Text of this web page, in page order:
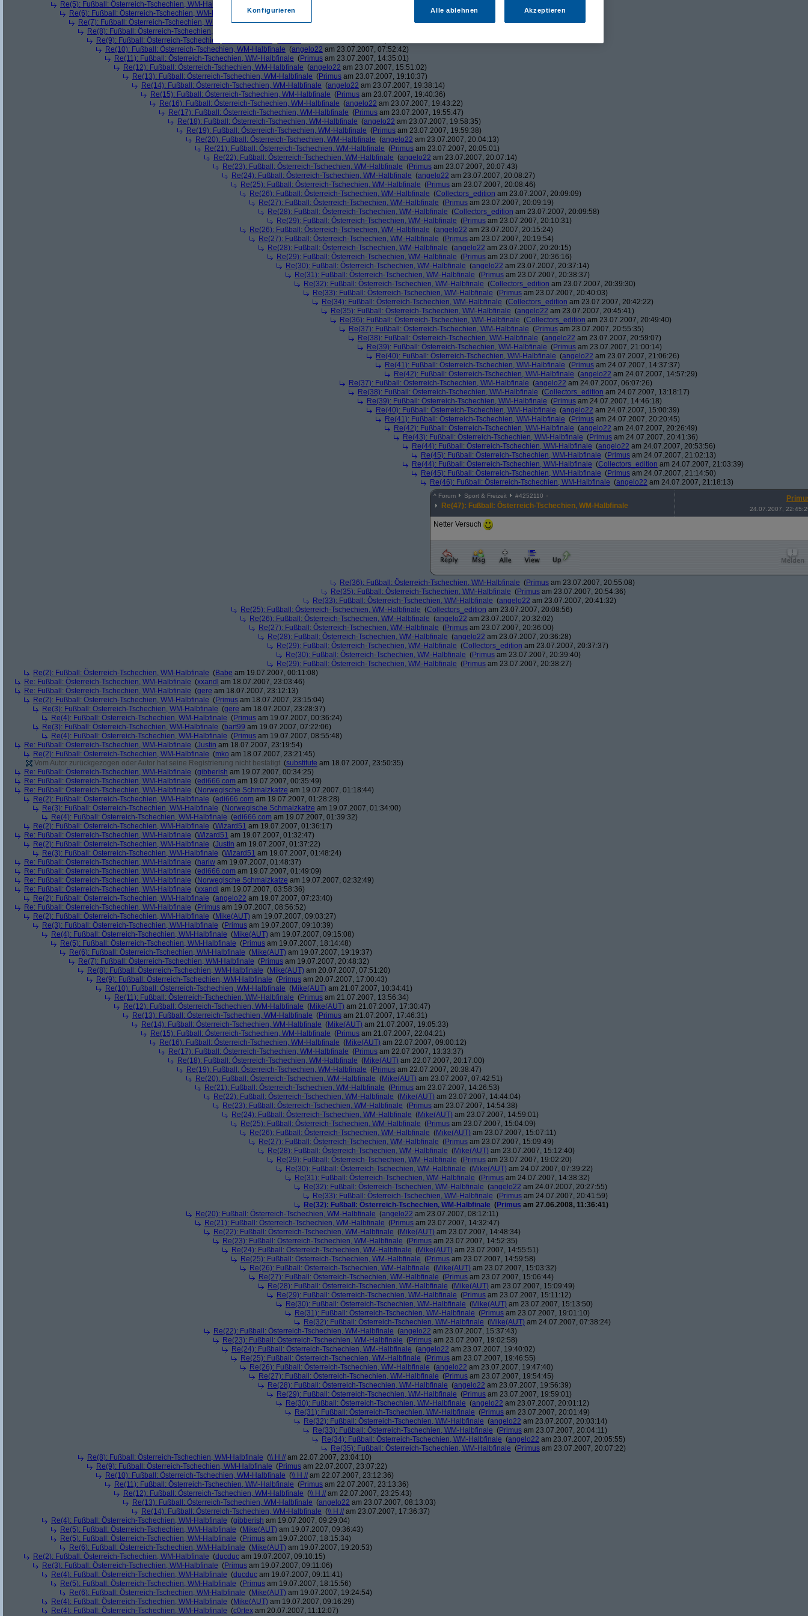
Re(5): Fußball: Österreich-Tschechien, WM-Halbfinale
Re(6): Fußball: Österreich-Tschechien, WM-Halbfinale
(\\ H //am 22.07.2007, 17:42:23)
Re(7): Fußball: Österreich-Tschechien, WM-Halbfinale(Primusam 22.07.2007, 20:34:56)
Re(8): Fußball: Österreich-Tschechien, WM-Halbfinale
Re(9): Fußball: Österreich-Tschechien, WM-Halbfinale
Re(10): Fußball: Österreich-Tschechien, WM-Halbfinale (angelo22 am 23.07.2007, 07:52:42)
Re(11): Fußball: Österreich-Tschechien, WM-Halbfinale (Primus am 23.07.2007, 14:35:01)
Re(12): Fußball: Österreich-Tschechien, WM-Halbfinale (angelo22 am 23.07.2007, 15:51:02)
Re(13): Fußball: Österreich-Tschechien, WM-Halbfinale (Primus am 23.07.2007, 19:10:37)
Re(14): Fußball: Österreich-Tschechien, WM-Halbfinale (angelo22 am 23.07.2007, 19:38:14)
Re(15): Fußball: Österreich-Tschechien, WM-Halbfinale (Primus am 23.07.2007, 19:40:36)
Re(16): Fußball: Österreich-Tschechien, WM-Halbfinale (angelo22 am 23.07.2007, 19:43:22)
Re(17): Fußball: Österreich-Tschechien, WM-Halbfinale (Primus am 23.07.2007, 19:55:47)
Re(18): Fußball: Österreich-Tschechien, WM-Halbfinale (angelo22 am 23.07.2007, 19:58:35)
Re(19): Fußball: Österreich-Tschechien, WM-Halbfinale (Primus am 23.07.2007, 19:59:38)
Re(20): Fußball: Österreich-Tschechien, WM-Halbfinale (angelo22 am 23.07.2007, 20:04:13)
Re(21): Fußball: Österreich-Tschechien, WM-Halbfinale (Primus am 23.07.2007, 20:05:01)
Re(22): Fußball: Österreich-Tschechien, WM-Halbfinale (angelo22 am 23.07.2007, 20:07:14)
Re(23): Fußball: Österreich-Tschechien, WM-Halbfinale (Primus am 23.07.2007, 20:07:43)
Re(24): Fußball: Österreich-Tschechien, WM-Halbfinale (angelo22 am 23.07.2007, 20:08:27)
Re(25): Fußball: Österreich-Tschechien, WM-Halbfinale (Primus am 23.07.2007, 20:08:46)
Re(26): Fußball: Österreich-Tschechien, WM-Halbfinale (Collectors_edition am 23.07.2007, 20:09:09)
Re(27): Fußball: Österreich-Tschechien, WM-Halbfinale (Primus am 23.07.2007, 20:09:19)
Re(28): Fußball: Österreich-Tschechien, WM-Halbfinale (Collectors_edition am 23.07.2007, 20:09:58)
Re(29): Fußball: Österreich-Tschechien, WM-Halbfinale (Primus am 23.07.2007, 20:10:31)
Re(26): Fußball: Österreich-Tschechien, WM-Halbfinale (angelo22 am 23.07.2007, 20:15:24)
Re(27): Fußball: Österreich-Tschechien, WM-Halbfinale (Primus am 23.07.2007, 20:19:54)
Re(28): Fußball: Österreich-Tschechien, WM-Halbfinale (angelo22 am 23.07.2007, 20:20:15)
Re(29): Fußball: Österreich-Tschechien, WM-Halbfinale (Primus am 23.07.2007, 20:36:16)
Re(30): Fußball: Österreich-Tschechien, WM-Halbfinale (angelo22 am 23.07.2007, 20:37:14)
Re(31): Fußball: Österreich-Tschechien, WM-Halbfinale (Primus am 23.07.2007, 20:38:37)
Re(32): Fußball: Österreich-Tschechien, WM-Halbfinale (Collectors_edition am 23.07.2007, 20:39:30)
Re(33): Fußball: Österreich-Tschechien, WM-Halbfinale (Primus am 23.07.2007, 20:40:03)
Re(34): Fußball: Österreich-Tschechien, WM-Halbfinale (Collectors_edition am 23.07.2007, 20:42:22)
Re(35): Fußball: Österreich-Tschechien, WM-Halbfinale (angelo22 am 23.07.2007, 20:45:41)
Re(36): Fußball: Österreich-Tschechien, WM-Halbfinale (Collectors_edition am 23.07.2007, 20:49:40)
Re(37): Fußball: Österreich-Tschechien, WM-Halbfinale (Primus am 23.07.2007, 20:55:35)
Re(38): Fußball: Österreich-Tschechien, WM-Halbfinale (angelo22 am 23.07.2007, 20:59:07)
Re(39): Fußball: Österreich-Tschechien, WM-Halbfinale (Primus am 23.07.2007, 21:00:14)
Re(40): Fußball: Österreich-Tschechien, WM-Halbfinale (angelo22 am 23.07.2007, 21:06:26)
Re(41): Fußball: Österreich-Tschechien, WM-Halbfinale (Primus am 24.07.2007, 14:37:37)
Re(42): Fußball: Österreich-Tschechien, WM-Halbfinale (angelo22 am 24.07.2007, 14:57:29)
Re(37): Fußball: Österreich-Tschechien, WM-Halbfinale (angelo22 am 24.07.2007, 06:07:26)
Re(38): Fußball: Österreich-Tschechien, WM-Halbfinale (Collectors_edition am 24.07.2007, 13:18:17)
Re(39): Fußball: Österreich-Tschechien, WM-Halbfinale (Primus am 24.07.2007, 14:46:18)
Re(40): Fußball: Österreich-Tschechien, WM-Halbfinale (angelo22 am 24.07.2007, 15:00:39)
Re(41): Fußball: Österreich-Tschechien, WM-Halbfinale (Primus am 24.07.2007, 20:20:45)
Re(42): Fußball: Österreich-Tschechien, WM-Halbfinale (angelo22 am 24.07.2007, 20:26:49)
Re(43): Fußball: Österreich-Tschechien, WM-Halbfinale (Primus am 24.07.2007, 20:41:36)
Re(44): Fußball: Österreich-Tschechien, WM-Halbfinale (angelo22 am 24.07.2007, 20:53:56)
Re(45): Fußball: Österreich-Tschechien, WM-Halbfinale (Primus am 24.07.2007, 21:02:13)
Re(44): Fußball: Österreich-Tschechien, WM-Halbfinale (Collectors_edition am 24.07.2007, 21:03:39)
Re(45): Fußball: Österreich-Tschechien, WM-Halbfinale (Primus am 24.07.2007, 21:14:50)
Re(46): Fußball: Österreich-Tschechien, WM-Halbfinale (angelo22 am 24.07.2007, 21:18:13)
^ Forum Sport & Freizeit #4252110
Re(47): Fußball: Österreich-Tschechien, WM-Halbfinale 24.07.2007,
Netter Versuch
Re(36): Fußball: Österreich-Tschechien, WM-Halbfinale (Primus am 23.07.2007, 20:55:08)
Re(35): Fußball: Österreich-Tschechien, WM-Halbfinale (Primus am 23.07.2007, 20:54:36)
Re(33): Fußball: Österreich-Tschechien, WM-Halbfinale (angelo22 am 23.07.2007, 20:41:32)
Re(25): Fußball: Österreich-Tschechien, WM-Halbfinale (Collectors_edition am 23.07.2007, 20:08:56)
Re(26): Fußball: Österreich-Tschechien, WM-Halbfinale (angelo22 am 23.07.2007, 20:32:02)
Re(27): Fußball: Österreich-Tschechien, WM-Halbfinale (Primus am 23.07.2007, 20:36:00)
Re(28): Fußball: Österreich-Tschechien, WM-Halbfinale (angelo22 am 23.07.2007, 20:36:28)
Re(29): Fußball: Österreich-Tschechien, WM-Halbfinale (Collectors_edition am 23.07.2007, 20:37:37)
Re(30): Fußball: Österreich-Tschechien, WM-Halbfinale (Primus am 23.07.2007, 20:39:40)
Re(29): Fußball: Österreich-Tschechien, WM-Halbfinale (Primus am 23.07.2007, 20:38:27)
Re(2): Fußball: Österreich-Tschechien, WM-Halbfinale (Babe am 19.07.2007, 00:11:08)
Re: Fußball: Österreich-Tschechien, WM-Halbfinale (xxandl am 18.07.2007, 23:03:46)
Re: Fußball: Österreich-Tschechien, WM-Halbfinale (gere am 18.07.2007, 23:12:13)
Re(2): Fußball: Österreich-Tschechien, WM-Halbfinale (Primus am 18.07.2007, 23:15:04)
Re(3): Fußball: Österreich-Tschechien, WM-Halbfinale (gere am 18.07.2007, 23:28:37)
Re(4): Fußball: Österreich-Tschechien, WM-Halbfinale (Primus am 19.07.2007, 00:36:24)
Re(3): Fußball: Österreich-Tschechien, WM-Halbfinale (bart99 am 19.07.2007, 07:22:06)
Re(4): Fußball: Österreich-Tschechien, WM-Halbfinale (Primus am 19.07.2007, 08:55:48)
Re: Fußball: Österreich-Tschechien, WM-Halbfinale (Justin am 18.07.2007, 23:19:54)
Re(2): Fußball: Österreich-Tschechien, WM-Halbfinale (mko am 18.07.2007, 23:21:45)
Vom Autor zurückgezogen oder Autor hat seine Registrierung nicht bestätigt (substitute am 18.07.2007, 23:50:35)
Re: Fußball: Österreich-Tschechien, WM-Halbfinale (gibberish am 19.07.2007, 00:34:25)
Re: Fußball: Österreich-Tschechien, WM-Halbfinale (edi666.com am 19.07.2007, 00:35:49)
Re: Fußball: Österreich-Tschechien, WM-Halbfinale (Norwegische Schmalzkatze am 19.07.2007, 01:18:44)
Re(2): Fußball: Österreich-Tschechien, WM-Halbfinale (edi666.com am 19.07.2007, 01:28:28)
Re(3): Fußball: Österreich-Tschechien, WM-Halbfinale (Norwegische Schmalzkatze am 19.07.2007, 01:34:00)
Re(4): Fußball: Österreich-Tschechien, WM-Halbfinale (edi666.com am 19.07.2007, 01:39:32)
Re(2): Fußball: Österreich-Tschechien, WM-Halbfinale (Wizard51 am 19.07.2007, 01:36:17)
Re: Fußball: Österreich-Tschechien, WM-Halbfinale (Wizard51 am 19.07.2007, 01:32:47)
Re(2): Fußball: Österreich-Tschechien, WM-Halbfinale (Justin am 19.07.2007, 01:37:22)
Re(3): Fußball: Österreich-Tschechien, WM-Halbfinale (Wizard51 am 19.07.2007, 01:48:24)
Re: Fußball: Österreich-Tschechien, WM-Halbfinale (hariw am 19.07.2007, 01:48:37)
Re: Fußball: Österreich-Tschechien, WM-Halbfinale (edi666.com am 19.07.2007, 01:49:09)
Re: Fußball: Österreich-Tschechien, WM-Halbfinale (Norwegische Schmalzkatze am 19.07.2007, 02:32:49)
Re: Fußball: Österreich-Tschechien, WM-Halbfinale (xxandl am 19.07.2007, 03:58:36)
Re(2): Fußball: Österreich-Tschechien, WM-Halbfinale (angelo22 am 19.07.2007, 07:23:40)
Re: Fußball: Österreich-Tschechien, WM-Halbfinale (Primus am 19.07.2007, 08:56:52)
Re(2): Fußball: Österreich-Tschechien, WM-Halbfinale (Mike(AUT) am 19.07.2007, 09:03:27)
Re(3): Fußball: Österreich-Tschechien, WM-Halbfinale (Primus am 19.07.2007, 09:10:39)
Re(4): Fußball: Österreich-Tschechien, WM-Halbfinale (Mike(AUT) am 19.07.2007, 09:15:08)
Re(5): Fußball: Österreich-Tschechien, WM-Halbfinale (Primus am 19.07.2007, 18:14:48)
Re(6): Fußball: Österreich-Tschechien, WM-Halbfinale (Mike(AUT) am 19.07.2007, 19:19:37)
Re(7): Fußball: Österreich-Tschechien, WM-Halbfinale (Primus am 19.07.2007, 20:48:32)
Re(8): Fußball: Österreich-Tschechien, WM-Halbfinale (Mike(AUT) am 20.07.2007, 07:51:20)
Re(9): Fußball: Österreich-Tschechien, WM-Halbfinale (Primus am 20.07.2007, 17:00:43)
Re(10): Fußball: Österreich-Tschechien, WM-Halbfinale (Mike(AUT) am 21.07.2007, 10:34:41)
Re(11): Fußball: Österreich-Tschechien, WM-Halbfinale (Primus am 21.07.2007, 13:56:34)
Re(12): Fußball: Österreich-Tschechien, WM-Halbfinale (Mike(AUT) am 21.07.2007, 17:30:47)
Re(13): Fußball: Österreich-Tschechien, WM-Halbfinale (Primus am 21.07.2007, 17:46:31)
Re(14): Fußball: Österreich-Tschechien, WM-Halbfinale (Mike(AUT) am 21.07.2007, 19:05:33)
Re(15): Fußball: Österreich-Tschechien, WM-Halbfinale (Primus am 21.07.2007, 22:04:21)
Re(16): Fußball: Österreich-Tschechien, WM-Halbfinale (Mike(AUT) am 22.07.2007, 09:00:12)
Re(17): Fußball: Österreich-Tschechien, WM-Halbfinale (Primus am 22.07.2007, 13:33:37)
Re(18): Fußball: Österreich-Tschechien, WM-Halbfinale (Mike(AUT) am 22.07.2007, 20:17:00)
Re(19): Fußball: Österreich-Tschechien, WM-Halbfinale (Primus am 22.07.2007, 20:38:47)
Re(20): Fußball: Österreich-Tschechien, WM-Halbfinale (Mike(AUT) am 23.07.2007, 07:42:51)
Re(21): Fußball: Österreich-Tschechien, WM-Halbfinale (Primus am 23.07.2007, 14:26:53)
Re(22): Fußball: Österreich-Tschechien, WM-Halbfinale (Mike(AUT) am 23.07.2007, 14:44:04)
Re(23): Fußball: Österreich-Tschechien, WM-Halbfinale (Primus am 23.07.2007, 14:54:38)
Re(24): Fußball: Österreich-Tschechien, WM-Halbfinale (Mike(AUT) am 23.07.2007, 14:59:01)
Re(25): Fußball: Österreich-Tschechien, WM-Halbfinale (Primus am 23.07.2007, 15:04:09)
Re(26): Fußball: Österreich-Tschechien, WM-Halbfinale (Mike(AUT) am 23.07.2007, 15:07:11)
Re(27): Fußball: Österreich-Tschechien, WM-Halbfinale (Primus am 23.07.2007, 15:09:49)
Re(28): Fußball: Österreich-Tschechien, WM-Halbfinale (Mike(AUT) am 23.07.2007, 15:12:40)
Re(29): Fußball: Österreich-Tschechien, WM-Halbfinale (Primus am 23.07.2007, 19:02:20)
Re(30): Fußball: Österreich-Tschechien, WM-Halbfinale (Mike(AUT) am 24.07.2007, 07:39:22)
Re(31): Fußball: Österreich-Tschechien, WM-Halbfinale (Primus am 24.07.2007, 14:38:32)
Re(32): Fußball: Österreich-Tschechien, WM-Halbfinale (angelo22 am 24.07.2007, 20:27:55)
Re(33): Fußball: Österreich-Tschechien, WM-Halbfinale (Primus am 24.07.2007, 20:41:59)
Re(32): Fußball: Österreich-Tschechien, WM-Halbfinale (Primus am 27.06.2008, 11:36:41)
Re(20): Fußball: Österreich-Tschechien, WM-Halbfinale (angelo22 am 23.07.2007, 08:12:11)
Re(21): Fußball: Österreich-Tschechien, WM-Halbfinale (Primus am 23.07.2007, 14:32:47)
Re(22): Fußball: Österreich-Tschechien, WM-Halbfinale (Mike(AUT) am 23.07.2007, 14:48:34)
Re(23): Fußball: Österreich-Tschechien, WM-Halbfinale (Primus am 23.07.2007, 14:52:35)
Re(24): Fußball: Österreich-Tschechien, WM-Halbfinale (Mike(AUT) am 23.07.2007, 14:55:51)
Re(25): Fußball: Österreich-Tschechien, WM-Halbfinale (Primus am 23.07.2007, 14:59:58)
Re(26): Fußball: Österreich-Tschechien, WM-Halbfinale (Mike(AUT) am 23.07.2007, 15:03:32)
Re(27): Fußball: Österreich-Tschechien, WM-Halbfinale (Primus am 23.07.2007, 15:06:44)
Re(28): Fußball: Österreich-Tschechien, WM-Halbfinale (Mike(AUT) am 23.07.2007, 15:09:49)
Re(29): Fußball: Österreich-Tschechien, WM-Halbfinale (Primus am 23.07.2007, 15:11:12)
Re(30): Fußball: Österreich-Tschechien, WM-Halbfinale (Mike(AUT) am 23.07.2007, 15:13:50)
Re(31): Fußball: Österreich-Tschechien, WM-Halbfinale (Primus am 23.07.2007, 19:01:10)
Re(32): Fußball: Österreich-Tschechien, WM-Halbfinale (Mike(AUT) am 24.07.2007, 07:38:24)
Re(22): Fußball: Österreich-Tschechien, WM-Halbfinale (angelo22 am 23.07.2007, 15:37:43)
Re(23): Fußball: Österreich-Tschechien, WM-Halbfinale (Primus am 23.07.2007, 19:02:58)
Re(24): Fußball: Österreich-Tschechien, WM-Halbfinale (angelo22 am 23.07.2007, 19:40:02)
Re(25): Fußball: Österreich-Tschechien, WM-Halbfinale (Primus am 23.07.2007, 19:46:55)
Re(26): Fußball: Österreich-Tschechien, WM-Halbfinale (angelo22 am 23.07.2007, 19:47:40)
Re(27): Fußball: Österreich-Tschechien, WM-Halbfinale (Primus am 23.07.2007, 19:54:45)
Re(28): Fußball: Österreich-Tschechien, WM-Halbfinale (angelo22 am 23.07.2007, 19:56:39)
Re(29): Fußball: Österreich-Tschechien, WM-Halbfinale (Primus am 23.07.2007, 19:59:01)
Re(30): Fußball: Österreich-Tschechien, WM-Halbfinale (angelo22 am 23.07.2007, 20:01:12)
Re(31): Fußball: Österreich-Tschechien, WM-Halbfinale (Primus am 23.07.2007, 20:01:49)
Re(32): Fußball: Österreich-Tschechien, WM-Halbfinale (angelo22 am 23.07.2007, 20:03:14)
Re(33): Fußball: Österreich-Tschechien, WM-Halbfinale (Primus am 23.07.2007, 20:04:11)
Re(34): Fußball: Österreich-Tschechien, WM-Halbfinale (angelo22 am 23.07.2007, 20:05:55)
Re(35): Fußball: Österreich-Tschechien, WM-Halbfinale (Primus am 23.07.2007, 20:07:22)
Re(8): Fußball: Österreich-Tschechien, WM-Halbfinale (\\ H // am 22.07.2007, 23:04:10)
Re(9): Fußball: Österreich-Tschechien, WM-Halbfinale (Primus am 22.07.2007, 23:07:22)
Re(10): Fußball: Österreich-Tschechien, WM-Halbfinale (\\ H // am 22.07.2007, 23:12:36)
Re(11): Fußball: Österreich-Tschechien, WM-Halbfinale (Primus am 22.07.2007, 23:13:36)
Re(12): Fußball: Österreich-Tschechien, WM-Halbfinale (\\ H // am 22.07.2007, 23:25:43)
Re(13): Fußball: Österreich-Tschechien, WM-Halbfinale (angelo22 am 23.07.2007, 08:13:03)
Re(14): Fußball: Österreich-Tschechien, WM-Halbfinale (\\ H // am 23.07.2007, 17:36:37)
Re(4): Fußball: Österreich-Tschechien, WM-Halbfinale (gibberish am 19.07.2007, 09:29:04)
Re(5): Fußball: Österreich-Tschechien, WM-Halbfinale (Mike(AUT) am 19.07.2007, 09:36:43)
Re(5): Fußball: Österreich-Tschechien, WM-Halbfinale (Primus am 19.07.2007, 18:15:34)
Re(6): Fußball: Österreich-Tschechien, WM-Halbfinale (Mike(AUT) am 19.07.2007, 19:20:53)
Re(2): Fußball: Österreich-Tschechien, WM-Halbfinale (ducduc am 19.07.2007, 09:10:15)
Re(3): Fußball: Österreich-Tschechien, WM-Halbfinale (Primus am 19.07.2007, 09:11:06)
Re(4): Fußball: Österreich-Tschechien, WM-Halbfinale (ducduc am 19.07.2007, 09:11:41)
Re(5): Fußball: Österreich-Tschechien, WM-Halbfinale (Primus am 19.07.2007, 18:15:56)
Re(6): Fußball: Österreich-Tschechien, WM-Halbfinale (Mike(AUT) am 19.07.2007, 19:24:54)
Re(4): Fußball: Österreich-Tschechien, WM-Halbfinale (Mike(AUT) am 19.07.2007, 09:16:29)
Re(4): Fußball: Österreich-Tschechien, WM-Halbfinale (c0rtex am 20.07.2007, 11:12:07)
Konfigurieren Alle ablehnen Akzeptieren